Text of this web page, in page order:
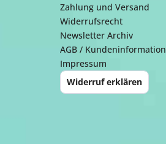
Zahlung und Versand
Widerrufsrecht
Newsletter Archiv
AGB / Kundeninformation
Impressum
Widerruf erklären